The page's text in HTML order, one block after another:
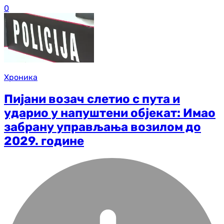
0
Хроника
Пијани возач слетио с пута и
ударио у напуштени објекат: Имао
забрану управљања возилом до
2029. године